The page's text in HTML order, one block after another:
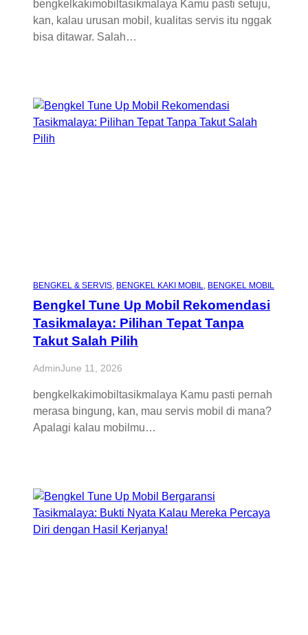
bengkelkakimobiltasikmalaya Kamu pasti setuju,
kan, kalau urusan mobil, kualitas servis itu nggak
bisa ditawar. Salah…
BENGKEL & SERVIS, BENGKEL KAKI MOBIL, BENGKEL MOBIL
Bengkel Tune Up Mobil Rekomendasi
Tasikmalaya: Pilihan Tepat Tanpa
Takut Salah Pilih
AdminJune 11, 2026
bengkelkakimobiltasikmalaya Kamu pasti pernah
merasa bingung, kan, mau servis mobil di mana?
Apalagi kalau mobilmu…